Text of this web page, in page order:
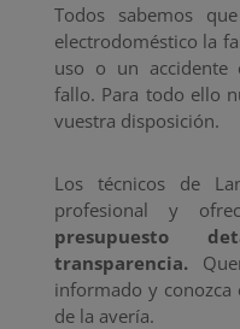
Todos sabemos
electrodoméstico la
uso o un accidente
fallo. Para todo ello
vuestra disposición.
Los técnicos de
profesional y
presupuesto
transparencia.
informado y conozca
de la avería.